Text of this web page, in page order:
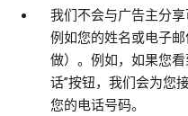
我们不会与广告主分享
例如您的姓名或电子
做）。例如，如果您
话”按钮，我们会为您
您的电话号码。